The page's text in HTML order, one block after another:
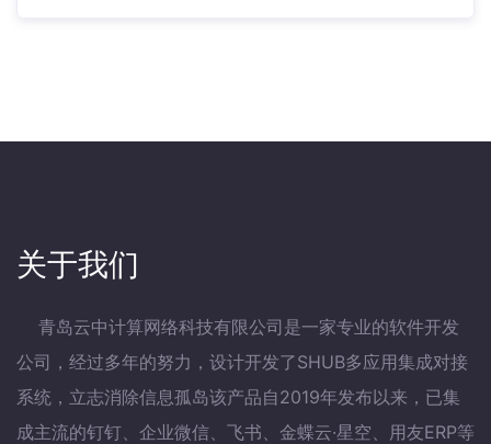
关于我们
青岛云中计算网络科技有限公司是一家专业的软件开发
公司，经过多年的努力，设计开发了SHUB多应用集成对接
系统，立志消除信息孤岛该产品自2019年发布以来，已集
成主流的钉钉、企业微信、飞书、金蝶云·星空、用友ERP等